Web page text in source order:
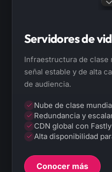
Servidores de
Infraestructura de clase
señal estable y de alta
de audiencia.
Nube de clase
Redundancia y
CDN global con
Alta disponibilidad
Conocer más